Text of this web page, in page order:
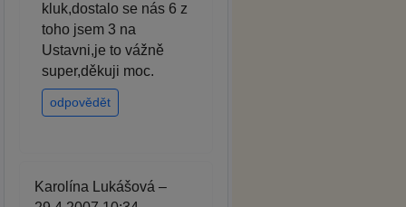
kluk,dostalo se nás 6 z
toho jsem 3 na
Ustavni,je to vážně
super,děkuji moc.
odpovědět
Karolína Lukášová –